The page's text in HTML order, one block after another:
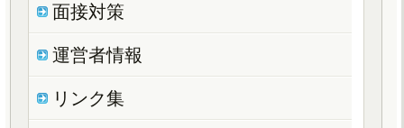
面接対策
運営者情報
リンク集